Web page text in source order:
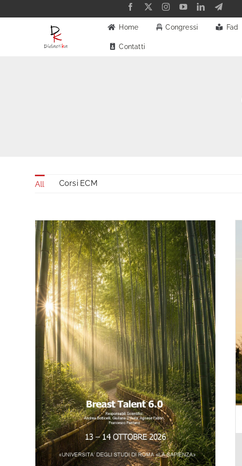
al
Home Congressi Fad
Contatti
All Corsi ECM